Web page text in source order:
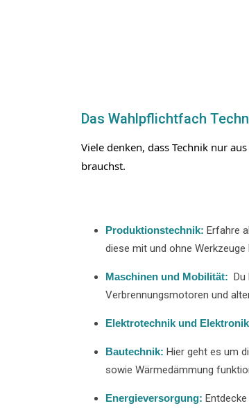
Das Wahlpflichtfach
Viele denken, dass Technik nur
brauchst.
Produktionstechnik: Erfahre
diese mit und ohne Werkzeuge
Maschinen und Mobilität: Du
Verbrennungsmotoren und
Elektrotechnik und
Bautechnik: Hier geht es um
sowie Wärmedämmung
Energieversorgung: